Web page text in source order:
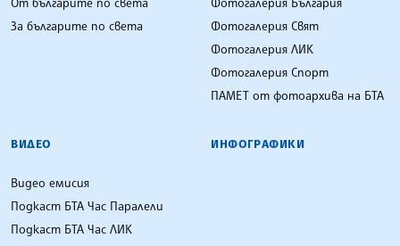
За българите по света
Фотогалерия Свят
Фотогалерия ЛИК
Фотогалерия Спорт
ПАМЕТ от фотоархива на БТА
ВИДЕО
Видео емисия
Подкаст БТА Час Паралели
Подкаст БТА Час ЛИК
ИНФОГРАФИКИ